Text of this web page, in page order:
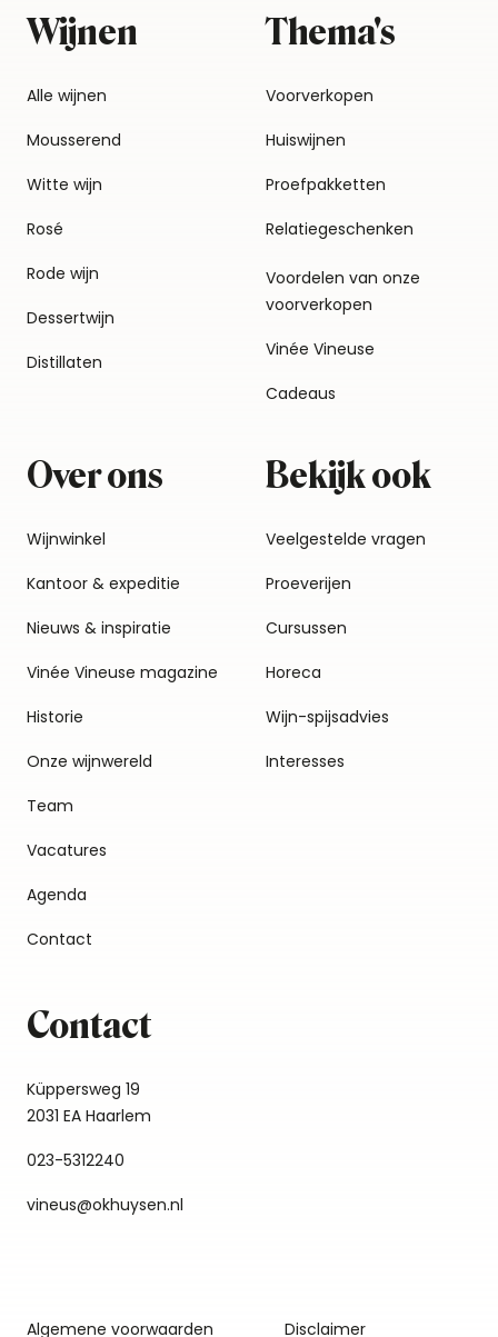
Wijnen
Alle wijnen
Mousserend
Witte wijn
Rosé
Rode wijn
Dessertwijn
Distillaten
Thema's
Voorverkopen
Huiswijnen
Proefpakketten
Relatiegeschenken
Voordelen van onze
voorverkopen
Vinée Vineuse
Cadeaus
Over ons
Wijnwinkel
Kantoor & expeditie
Nieuws & inspiratie
Vinée Vineuse magazine
Historie
Onze wijnwereld
Team
Vacatures
Agenda
Contact
Bekijk ook
Veelgestelde vragen
Proeverijen
Cursussen
Horeca
Wijn-spijsadvies
Interesses
Contact
Küppersweg 19
2031 EA Haarlem
023-5312240
vineus@okhuysen.nl
Algemene voorwaarden Disclaimer